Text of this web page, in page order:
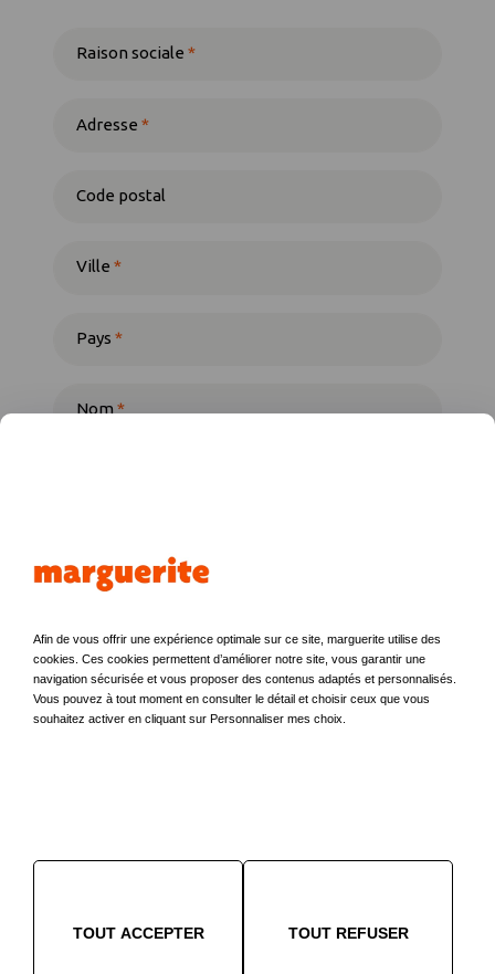
Raison sociale *
Adresse *
Code postal
Ville *
Pays *
Nom *
+33
(commercialisant les offres marguerite) et SEPAMAT
Afin de vous offrir une expérience optimale sur ce site, marguerite utilise des
cookies. Ces cookies permettent d’améliorer notre site, vous garantir une
navigation sécurisée et vous proposer des contenus adaptés et personnalisés.
Vous pouvez à tout moment en consulter le détail et choisir ceux que vous
souhaitez activer en cliquant sur Personnaliser mes choix.
TOUT ACCEPTER TOUT REFUSER